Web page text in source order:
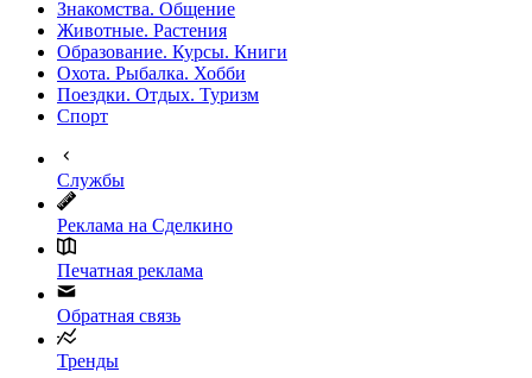
Знакомства. Общение
Животные. Растения
Образование. Курсы. Книги
Охота. Рыбалка. Хобби
Поездки. Отдых. Туризм
Спорт
Службы
Реклама на Сделкино
Печатная реклама
Обратная связь
Тренды